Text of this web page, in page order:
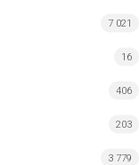
7 021
16
406
203
3 779